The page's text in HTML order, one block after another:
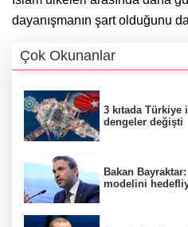
dayanışmanın şart olduğunu
Çok Okunanlar
3 kıtada Türkiye
dengeler değişti
Bakan
modelini